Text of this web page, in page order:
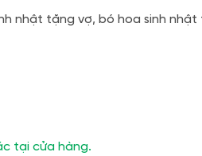
nhật tặng vợ, bó hoa sinh nhật
tại cửa hàng.